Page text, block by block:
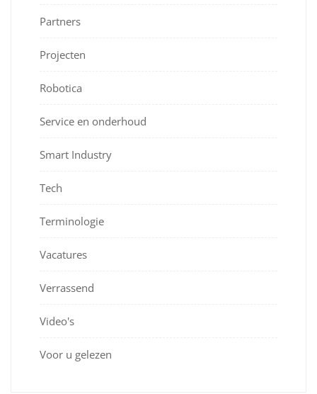
Partners
Projecten
Robotica
Service en onderhoud
Smart Industry
Tech
Terminologie
Vacatures
Verrassend
Video's
Voor u gelezen